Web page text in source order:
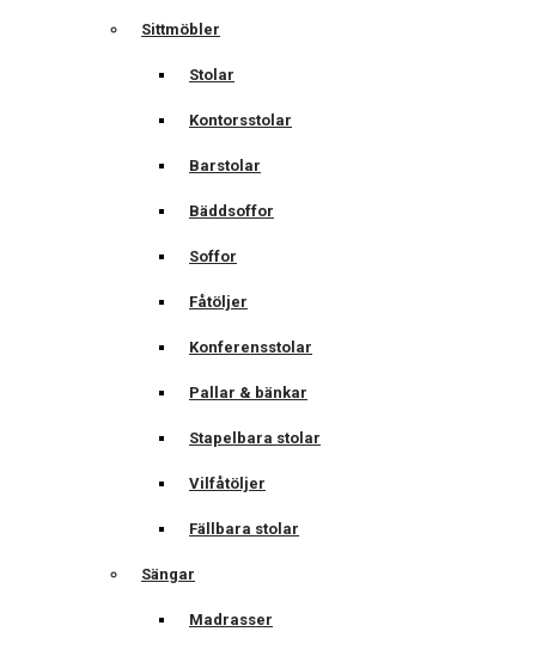
Sittmöbler
Stolar
Kontorsstolar
Barstolar
Bäddsoffor
Soffor
Fåtöljer
Konferensstolar
Pallar & bänkar
Stapelbara stolar
Vilfåtöljer
Fällbara stolar
Sängar
Madrasser